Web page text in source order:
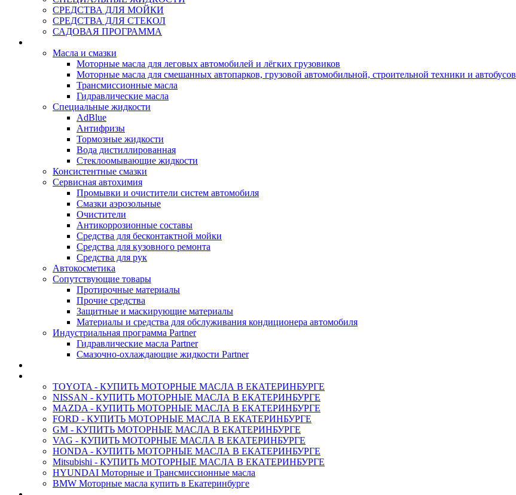
СРЕДСТВА ДЛЯ МОЙКИ
СРЕДСТВА ДЛЯ СТЕКОЛ
САДОВАЯ ПРОГРАММА
Масла и смазки
Моторные масла для леговых автомобилей и лёгких грузовиков
Моторные масла для смешанных автопарков, грузовой автомобильной, строительной техники и автобусов
Трансмиссионные масла
Гидравлические масла
Специальные жидкости
AdBlue
Антифризы
Тормозные жидкости
Вода дистиллированная
Стеклоомывающие жидкости
Консистентные смазки
Сервисная автохимия
Промывки и очистители систем автомобиля
Смазки аэрозольные
Очистители
Антикоррозионные составы
Средства для бесконтактной мойки
Средства для кузовного ремонта
Средства для рук
Автокосметика
Сопутствующие товары
Протирочные материалы
Прочие средства
Защитные и маскирующие материалы
Материалы и средства для обслуживания кондиционера автомобиля
Индустриальная программа Partner
Гидравлические масла Partner
Смазочно-охлаждающие жидкости Partner
TOYOTA - КУПИТЬ МОТОРНЫЕ МАСЛА В ЕКАТЕРИНБУРГЕ
NISSAN - КУПИТЬ МОТОРНЫЕ МАСЛА В ЕКАТЕРИНБУРГЕ
MAZDA - КУПИТЬ МОТОРНЫЕ МАСЛА В ЕКАТЕРИНБУРГЕ
FORD - КУПИТЬ МОТОРНЫЕ МАСЛА В ЕКАТЕРИНБУРГЕ
GM - КУПИТЬ МОТОРНЫЕ МАСЛА В ЕКАТЕРИНБУРГЕ
VAG - КУПИТЬ МОТОРНЫЕ МАСЛА В ЕКАТЕРИНБУРГЕ
HONDA - КУПИТЬ МОТОРНЫЕ МАСЛА В ЕКАТЕРИНБУРГЕ
Mitsubishi - КУПИТЬ МОТОРНЫЕ МАСЛА В ЕКАТЕРИНБУРГЕ
HYUNDAI Моторные и Трансмиссионные масла
BMW Моторные масла купить в Екатеринбурге